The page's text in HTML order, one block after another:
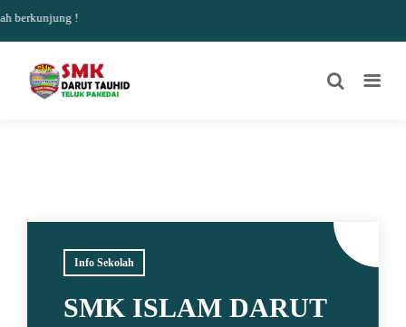
!
Info Sekolah
SMK ISLAM DARUT